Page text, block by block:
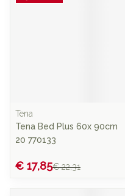
Tena
Tena Bed Plus 60x 90cm
20 770133
€ 22,31
€ 17,85